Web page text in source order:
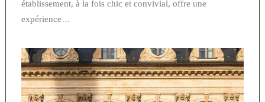
établissement, à la fois chic et convivial, offre une
expérience…